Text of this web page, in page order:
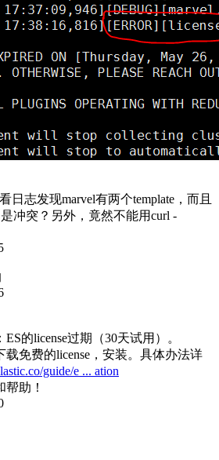
日志发现marvel有两个template，而且
冲突？另外，竟然不能用curl -
的license过期（30天试用）。
载免费的license，安装。具体办法详
guide/e ... ation
助！